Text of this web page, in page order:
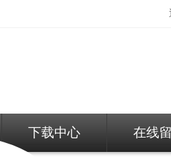
下载中心 在线